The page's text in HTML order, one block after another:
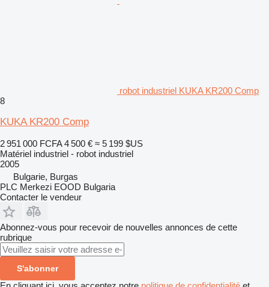
robot industriel KUKA KR200 Comp
8
KUKA KR200 Comp
2 951 000 FCFA 4 500 € ≈ 5 199 $US
Matériel industriel - robot industriel
2005
Bulgarie, Burgas
PLC Merkezi EOOD Bulgaria
Contacter le vendeur
Abonnez-vous pour recevoir de nouvelles annonces de cette
rubrique
S'abonner